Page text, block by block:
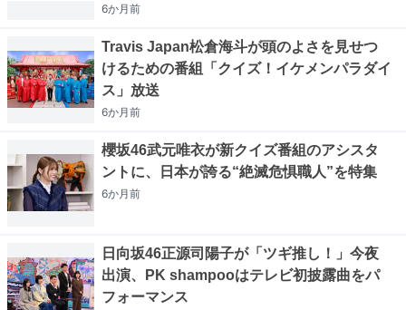
6か月前
Travis Japan松倉海斗が頭のよさを見せつ
けるための番組「クイズ！イケメンパラダイ
ス」放送
6か月前
櫻坂46武元唯衣が新クイズ番組のアシスタ
ントに、日本が誇る“絶滅危惧職人”を特集
6か月前
日向坂46正源司陽子が「ツギ推し！」今夜
出演、PK shampooはテレビ初披露曲をパ
フォーマンス